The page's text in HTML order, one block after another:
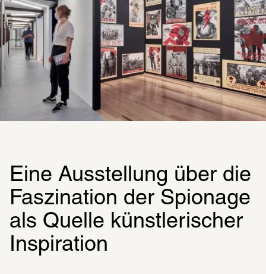
Eine Ausstellung über die
Faszi­na­ti­on der Spio­nage
als Quelle künst­le­ri­scher
Inspi­ra­tion